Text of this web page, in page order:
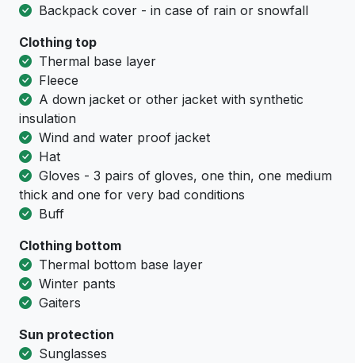
Backpack cover - in case of rain or snowfall
Clothing top
Тhermal base layer
Fleece
A down jacket or other jacket with synthetic
insulation
Wind and water proof jacket
Hat
Gloves - 3 pairs of gloves, one thin, one medium
thick and one for very bad conditions
Buff
Clothing bottom
Тhermal bottom base layer
Winter pants
Gaiters
Sun protection
Sunglasses